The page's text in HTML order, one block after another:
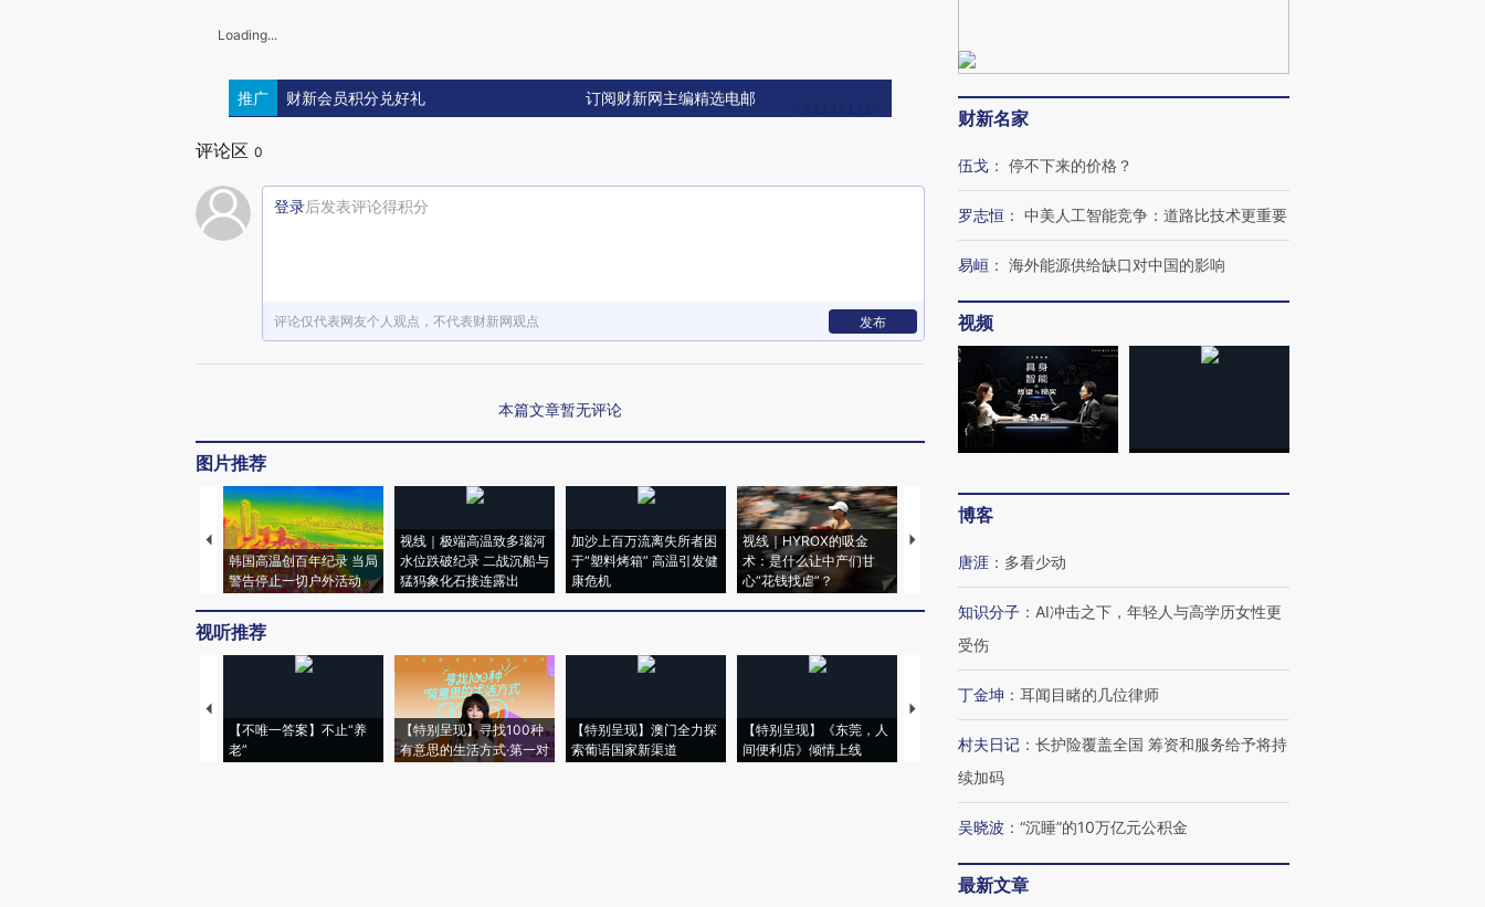
Loading...
推广 财新会员积分兑好礼 订阅财新网主编精选电邮
评论区 0
登录后发表评论得积分
评论仅代表网友个人观点，不代表财新网观点 发布
本篇文章暂无评论
图片推荐
韩国高温创百年纪录 当局
警告停止一切户外活动
视线｜极端高温致多瑙河
水位跌破纪录 二战沉船与
猛犸象化石接连露出
加沙上百万流离失所者困
于“塑料烤箱” 高温引发健
康危机
视线｜HYROX的吸金
术：是什么让中产们甘
心“花钱找虐”？
马航飞行员跨国走私7万
粒摇头丸 尿检体内含3种
视听推荐
【不唯一答案】不止“养
老”
【特别呈现】寻找100种
有意思的生活方式·第一对
【特别呈现】澳门全力探
索葡语国家新渠道
【特别呈现】《东莞，人
间便利店》倾情上线
【推广】走进第四届链博
有意思的生活方式·第三对
住三大增长引擎是什么？
财新名家
伍戈 ： 停不下来的价格？
罗志恒 ： 中美人工智能竞争：道路比技术更重要
易峘 ： 海外能源供给缺口对中国的影响
视频
博客
唐涯 ： 多看少动
知识分子 ： AI冲击之下，年轻人与高学历女性更
受伤
丁金坤 ： 耳闻目睹的几位律师
村夫日记 ： 长护险覆盖全国 筹资和服务给予将持
续加码
吴晓波 ： “沉睡”的10万亿元公积金
最新文章